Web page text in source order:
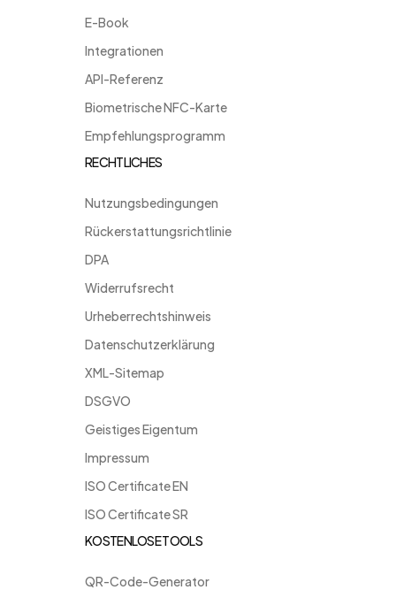
E-Book
Integrationen
API-Referenz
Biometrische NFC-Karte
Empfehlungsprogramm
RECHTLICHES
Nutzungsbedingungen
Rückerstattungsrichtlinie
DPA
Widerrufsrecht
Urheberrechtshinweis
Datenschutzerklärung
XML-Sitemap
DSGVO
Geistiges Eigentum
Impressum
ISO Certificate EN
ISO Certificate SR
KOSTENLOSE TOOLS
QR-Code-Generator